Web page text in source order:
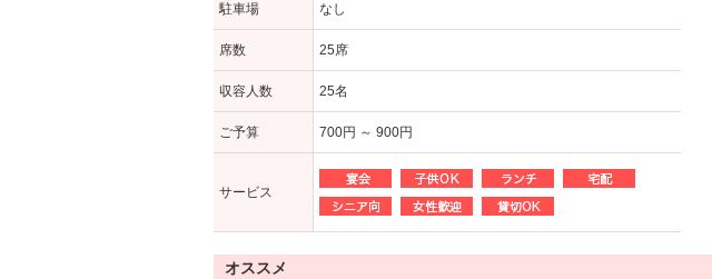
駐車場 なし
席数 25席
収容人数 25名
ご予算 700円 ～ 900円
サービス
オススメ